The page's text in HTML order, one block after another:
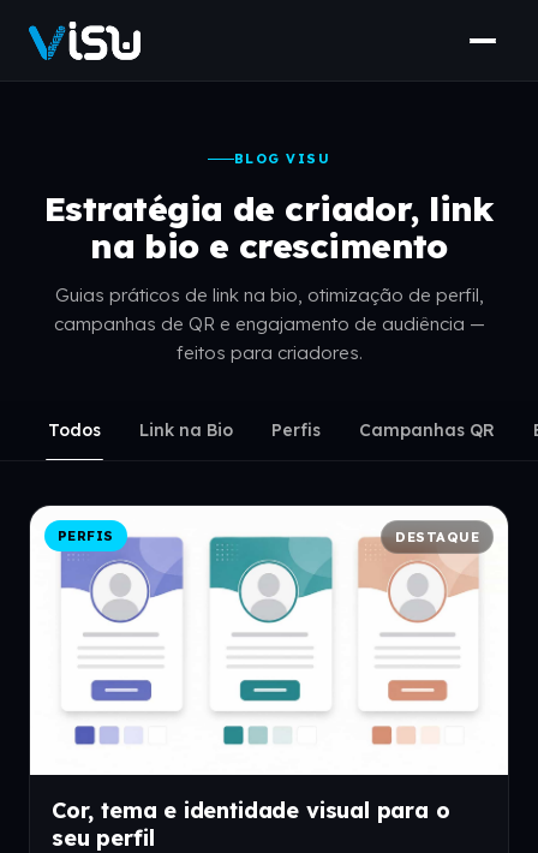
BLOG VISU
Estratégia de criador, link
na bio e crescimento
Guias práticos de link na bio, otimização de perfil,
campanhas de QR e engajamento de audiência —
feitos para criadores.
Todos Link na Bio Perfis Campanhas QR
PERFIS DESTAQUE
Cor, tema e identidade visual para o
seu perfil